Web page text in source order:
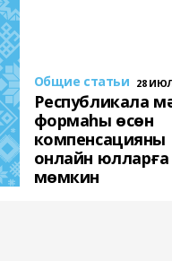
Общие статьи 28
Республикала
формаһы өсөн
компенсацияны
онлайн юлларға
мөмкин